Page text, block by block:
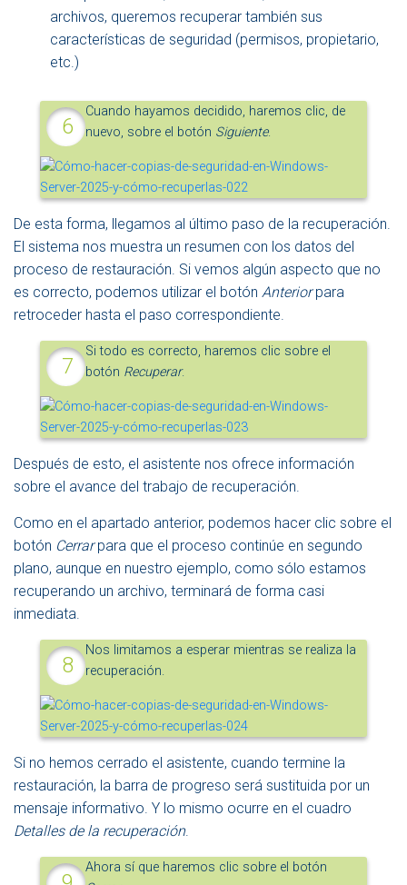
archivos, queremos recuperar también sus
características de seguridad (permisos, propietario,
etc.)
Cuando hayamos decidido, haremos clic, de
nuevo, sobre el botón Siguiente.
De esta forma, llegamos al último paso de la recuperación.
El sistema nos muestra un resumen con los datos del
proceso de restauración. Si vemos algún aspecto que no
es correcto, podemos utilizar el botón Anteriorpara
retroceder hasta el paso correspondiente.
Si todo es correcto, haremos clic sobre el
botón Recuperar.
Después de esto, el asistente nos ofrece información
sobre el avance del trabajo de recuperación.
Como en el apartado anterior, podemos hacer clic sobre el
botón Cerrarpara que el proceso continúe en segundo
plano, aunque en nuestro ejemplo, como sólo estamos
recuperando un archivo, terminará de forma casi
inmediata.
Nos limitamos a esperar mientras se realiza la
recuperación.
Si no hemos cerrado el asistente, cuando termine la
restauración, la barra de progreso será sustituida por un
mensaje informativo. Y lo mismo ocurre en el cuadro
Detalles de la recuperación.
Ahora sí que haremos clic sobre el botón